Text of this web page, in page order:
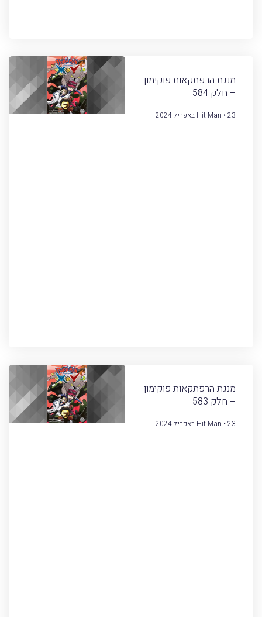
מנגת הרפתקאות פוקימון
– חלק 584
Hit Man 23 באפריל 2024
מנגת הרפתקאות פוקימון
– חלק 583
Hit Man 23 באפריל 2024